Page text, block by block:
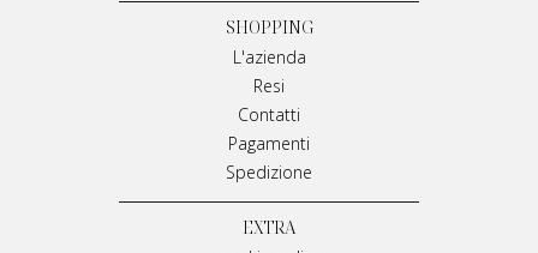
SHOPPING
L'azienda
Resi
Contatti
Pagamenti
Spedizione
EXTRA